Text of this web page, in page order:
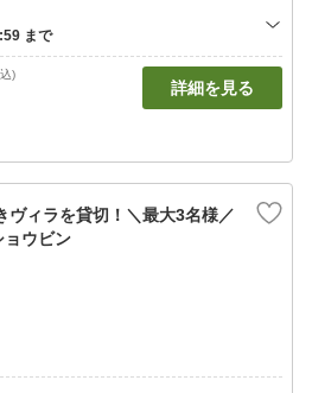
)
詳細を見る
ヴィラを貸切！＼最大3名様／
ョウビン